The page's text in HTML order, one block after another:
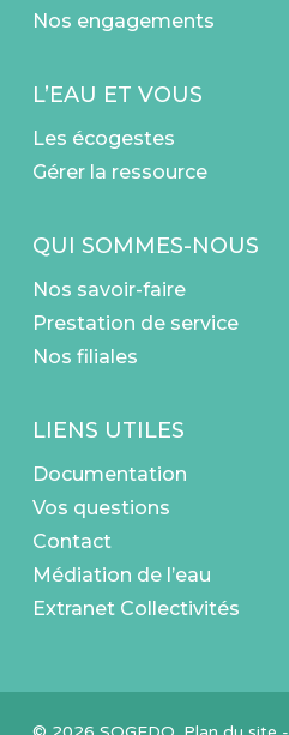
Nos engagements
L’EAU ET VOUS
Les écogestes
Gérer la ressource
QUI SOMMES-NOUS
Nos savoir-faire
Prestation de service
Nos filiales
LIENS UTILES
Documentation
Vos questions
Contact
Médiation de l’eau
Extranet Collectivités